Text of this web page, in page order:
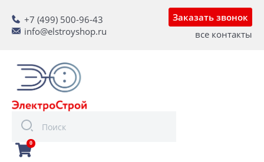
+7 (499) 500-96-43
info@elstroyshop.ru
Заказать звонок
все контакты
0